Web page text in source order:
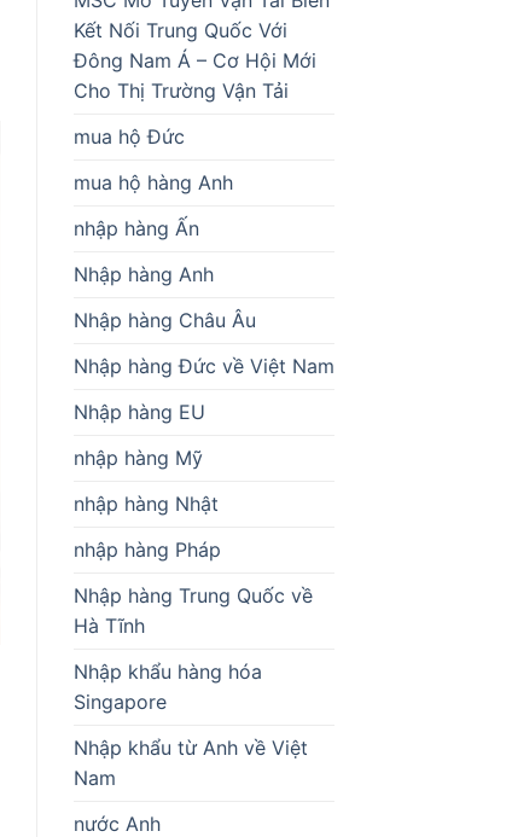
Kết Nối Trung Quốc Với
Đông Nam Á – Cơ Hội Mới
Cho Thị Trường Vận Tải
mua hộ Đức
mua hộ hàng Anh
nhập hàng Ấn
Nhập hàng Anh
Nhập hàng Châu Âu
Nhập hàng Đức về Việt Nam
Nhập hàng EU
nhập hàng Mỹ
nhập hàng Nhật
nhập hàng Pháp
Nhập hàng Trung Quốc về
Hà Tĩnh
Nhập khẩu hàng hóa
Singapore
Nhập khẩu từ Anh về Việt
Nam
nước Anh